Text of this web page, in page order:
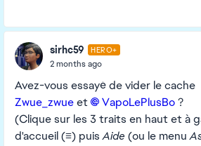
sirhc59 HERO+
2 months ago
Avez-vous essayé de vider le cache
Zwue_zwue​et VapoLePlusBo​?
(Clique sur les 3 traits en haut et à
d'accueil (≡) puisAide (ou le menu